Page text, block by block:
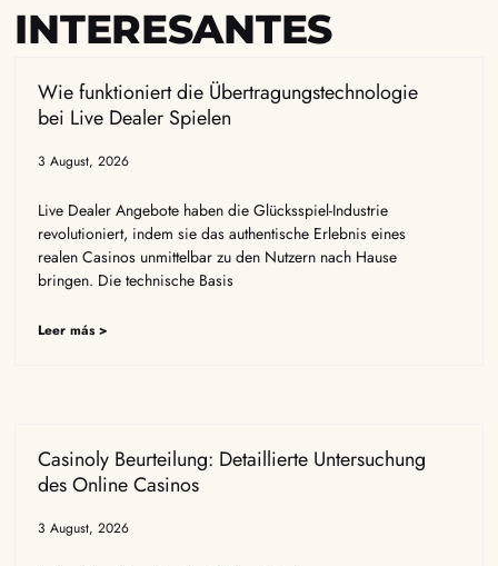
INTERESANTES
Wie funktioniert die Übertragungstechnologie
bei Live Dealer Spielen
3 August, 2026
Live Dealer Angebote haben die Glücksspiel-Industrie
revolutioniert, indem sie das authentische Erlebnis eines
realen Casinos unmittelbar zu den Nutzern nach Hause
bringen. Die technische Basis
Leer más >
Casinoly Beurteilung: Detaillierte Untersuchung
des Online Casinos
3 August, 2026